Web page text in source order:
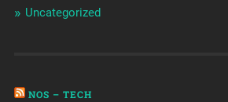
Uncategorized
NOS – TECH